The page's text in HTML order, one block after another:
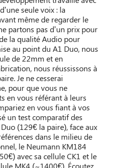
seule voix : la
même de regarder le
partons pas d’un prix pour
la qualité Audio pour
au point du A1 Duo, nous
de 22mm et en
nous réussissons à
Je ne cesserai
pour que vous ne
en vous référant à leurs
en vous fiant à vos
un test comparatif des
(129€ la paire), face aux
dans le milieu de
le Neumann KM184
avec sa cellule CK1 et le
MK4 (~1400€). Écoutez